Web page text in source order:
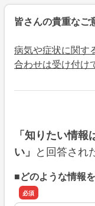
皆さんの貴重なご
病気や症状に関す
合わせは受け付け
「知りたい情報
い」 と回答され
■どのような情報